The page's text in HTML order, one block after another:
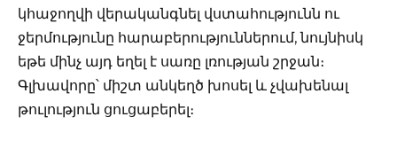
կհաջողվի վերականգնել վստահությունն ու
ջերմությունը հարաբերություններում, նույնիսկ
եթե մինչ այդ եղել է սառը լռության շրջան։
Գլխավորը՝ միշտ անկեղծ խոսել և չվախենալ
թուլություն ցուցաբերել։